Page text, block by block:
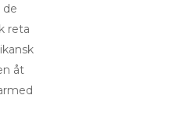
de
reta
åt